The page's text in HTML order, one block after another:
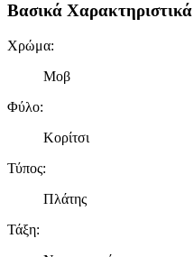
Βασικά Χαρακτηριστικά
Χρώμα:
Μοβ
Φύλο:
Κορίτσι
Τύπος:
Πλάτης
Τάξη: